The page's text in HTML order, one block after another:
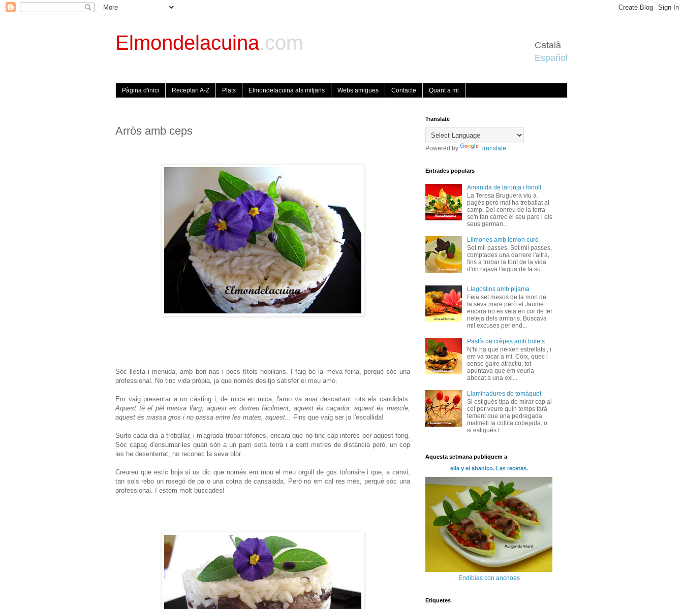
Elmondelacuina.com
Català
Español
Pàgina d'inici Receptari A-Z Plats Elmondelacuina als mitjans Webs amigues Contacte Quant a mi
Arròs amb ceps
Sóc llesta i menuda, amb bon nas i pocs títols nobiliaris. I faig bé la meva feina, perquè sóc una
professional. No tinc vida pròpia, ja que només desitjo satisfer el meu amo.
Em vaig presentar a un càsting i, de mica en mica, l'amo va anar descartant tots els candidats.
Aquest té el pèl massa llarg, aquest es distreu fàcilment, aquest és caçador, aquest és mascle,
aquest és massa gros i no passa entre les mates, aquest... Fins que vaig ser jo l'escollida!
Surto cada dia a treballar, i m'agrada trobar tòfones, encara que no tinc cap interès per aquest fong.
Sóc capaç d'ensumar-les quan són a un pam sota terra i a cent metres de distància però, un cop
les he desenterrat, no reconec la seva olor.
Creureu que estic boja si us dic que només em mou el meu orgull de gos tofonaire i que, a canvi,
tan sols rebo un rosegó de pa o una cotna de cansalada. Però no em cal res més, perquè sóc una
professional. I estem molt buscades!
Translate
Powered by Translate
Entrades populars
Amanida de taronja i fonoll
La Teresa Bruguera viu a
pagès però mai ha treballat al
camp. Del conreu de la terra
se'n fan càrrec el seu pare i els
seus german...
Llimones amb lemon curd
Set mil passes. Set mil passes,
comptades una darrere l'altra,
fins a trobar la font de la vida
d'on rajava l'aigua de la su...
Llagostins amb pijama
Feia set mesos de la mort de
la seva mare però el Jaume
encara no es veia en cor de fer
neteja dels armaris. Buscava
mil excuses per end...
Pastís de crêpes amb bolets
N'hi ha que neixen estrellats , i
em va tocar a mi. Coix, quec i
sense gaire atractiu, tot
apuntava que em veuria
abocat a una exi...
Llaminadures de tomàquet
Si estigués tipa de mirar cap al
cel per veure quin temps farà
tement que una pedregada
malmeti la collita cobejada, o
si estigués f...
Aquesta setmana publiquem a
ella y el abanico. Las recetas.
Endibias con anchoas
Etiquetes